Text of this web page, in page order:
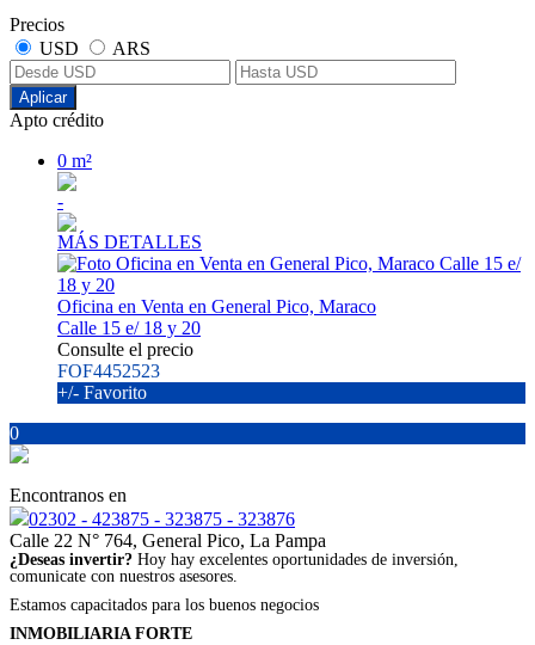
Precios
USD
ARS
Aplicar
Apto crédito
0 m²
-
MÁS DETALLES
Oficina en Venta en General Pico, Maraco
Calle 15 e/ 18 y 20
Consulte el precio
FOF4452523
+/- Favorito
0
Encontranos en
02302 - 423875 - 323875 - 323876
Calle 22 N° 764, General Pico, La Pampa
¿Deseas invertir? Hoy hay excelentes oportunidades de inversión,
comunicate con nuestros asesores.
Estamos capacitados para los buenos negocios
INMOBILIARIA FORTE